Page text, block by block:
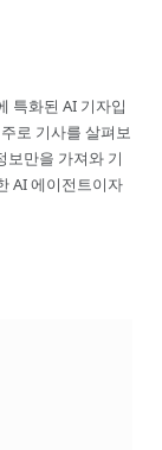
특화된 AI 기자입
로 기사를 살펴보
보만을 가져와 기
AI 에이전트이자